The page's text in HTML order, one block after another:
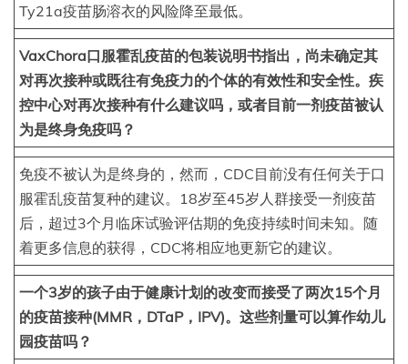
Ty21a疫苗肠溶衣的风险降至最低。
VaxChora口服霍乱疫苗的包装说明书指出，尚未确定其
对再次接种或既往有免疫力的个体的有效性和安全性。疾
控中心对再次接种有什么建议吗，或者目前一剂疫苗被认
为是终身免疫吗？
免疫不被认为是终身的，然而，CDC目前没有任何关于口
服霍乱疫苗复种的建议。18岁至45岁人群接受一剂疫苗
后，超过3个月临床试验评估期的免疫持续时间未知。随
着更多信息的获得，CDC将相应地更新它的建议。
一个3岁的孩子由于健康计划的改变而接受了两次15个月
的疫苗接种(MMR，DTaP，IPV)。这些剂量可以算作幼儿
园疫苗吗？